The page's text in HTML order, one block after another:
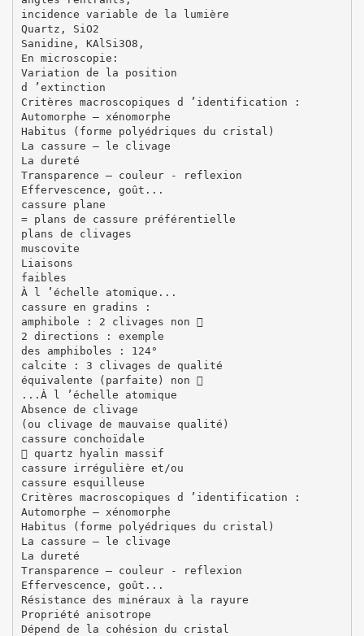
incidence variable de la lumière
Quartz, SiO2
Sanidine, KAlSi3O8,
En microscopie:
Variation de la position
d ’extinction
Critères macroscopiques d ’identification :
Automorphe – xénomorphe
Habitus (forme polyédriques du cristal)
La cassure – le clivage
La dureté
Transparence – couleur - reflexion
Effervescence, goût...
cassure plane
= plans de cassure préférentielle
plans de clivages
muscovite
Liaisons
faibles
À l ’échelle atomique...
cassure en gradins :
amphibole : 2 clivages non 
2 directions : exemple
des amphiboles : 124°
calcite : 3 clivages de qualité
équivalente (parfaite) non 
...À l ’échelle atomique
Absence de clivage
(ou clivage de mauvaise qualité)
cassure conchoïdale
 quartz hyalin massif
cassure irrégulière et/ou
cassure esquilleuse
Critères macroscopiques d ’identification :
Automorphe – xénomorphe
Habitus (forme polyédriques du cristal)
La cassure – le clivage
La dureté
Transparence – couleur - reflexion
Effervescence, goût...
Résistance des minéraux à la rayure
Propriété anisotrope
Dépend de la cohésion du cristal